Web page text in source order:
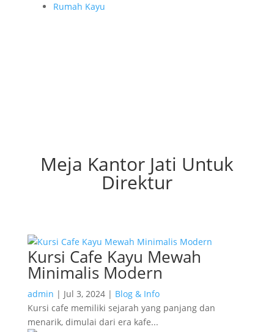
Rumah Kayu
Meja Kantor Jati Untuk
Direktur
Kursi Cafe Kayu Mewah
Minimalis Modern
admin | Jul 3, 2024 | Blog & Info
Kursi cafe memiliki sejarah yang panjang dan
menarik, dimulai dari era kafe...